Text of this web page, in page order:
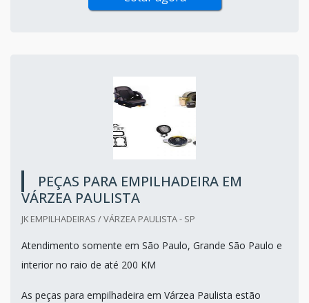
PEÇAS PARA EMPILHADEIRA EM
VÁRZEA PAULISTA
JK EMPILHADEIRAS / VÁRZEA PAULISTA - SP
Atendimento somente em São Paulo, Grande São Paulo e
interior no raio de até 200 KM
As peças para empilhadeira em Várzea Paulista estão